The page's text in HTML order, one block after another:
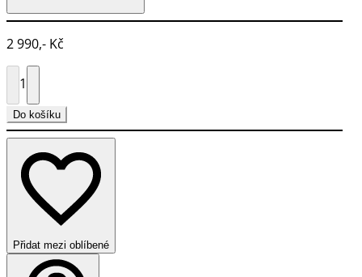
2 990,- Kč
1
Do košíku
Přidat mezi oblíbené